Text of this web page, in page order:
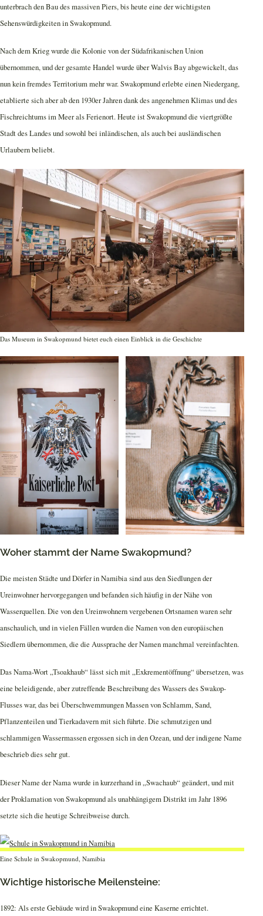
unterbrach den Bau des massiven Piers, bis heute eine der wichtigsten
Sehenswürdigkeiten in Swakopmund.
Nach dem Krieg wurde die Kolonie von der Südafrikanischen Union
übernommen, und der gesamte Handel wurde über Walvis Bay abgewickelt, das
nun kein fremdes Territorium mehr war. Swakopmund erlebte einen Niedergang,
etablierte sich aber ab den 1930er Jahren dank des angenehmen Klimas und des
Fischreichtums im Meer als Ferienort. Heute ist Swakopmund die viertgrößte
Stadt des Landes und sowohl bei inländischen, als auch bei ausländischen
Urlaubern beliebt.
Das Museum in Swakopmund bietet euch einen Einblick in die Geschichte
Woher stammt der Name Swakopmund?
Die meisten Städte und Dörfer in Namibia sind aus den Siedlungen der
Ureinwohner hervorgegangen und befanden sich häufig in der Nähe von
Wasserquellen. Die von den Ureinwohnern vergebenen Ortsnamen waren sehr
anschaulich, und in vielen Fällen wurden die Namen von den europäischen
Siedlern übernommen, die die Aussprache der Namen manchmal vereinfachten.
Das Nama-Wort „Tsoakhaub“ lässt sich mit „Exkrementöffnung“ übersetzen, was
eine beleidigende, aber zutreffende Beschreibung des Wassers des Swakop-
Flusses war, das bei Überschwemmungen Massen von Schlamm, Sand,
Pflanzenteilen und Tierkadavern mit sich führte. Die schmutzigen und
schlammigen Wassermassen ergossen sich in den Ozean, und der indigene Name
beschrieb dies sehr gut.
Dieser Name der Nama wurde in kurzerhand in „Swachaub“ geändert, und mit
der Proklamation von Swakopmund als unabhängigem Distrikt im Jahr 1896
setzte sich die heutige Schreibweise durch.
Eine Schule in Swakopmund, Namibia
Wichtige historische Meilensteine:
1892: Als erste Gebäude wird in Swakopmund eine Kaserne errichtet.